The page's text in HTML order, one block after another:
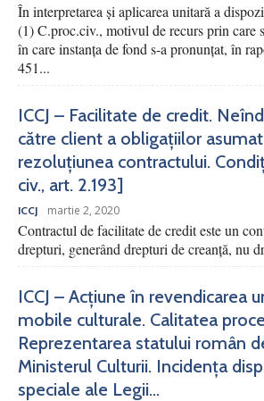
În interpretarea și aplicarea unitară a
(1) C.proc.civ., motivul de recurs prin care
în care instanța de fond s-a pronunțat, în
451...
ICCJ – Facilitate de credit.
către client a obligațiilor
rezoluțiunea contractului.
civ., art. 2.193]
ICCJ martie 2, 2020
Contractul de facilitate de credit este un
drepturi, generând drepturi de creanță, nu
ICCJ – Acțiune în revendicarea
mobile culturale. Calitatea
Reprezentarea statului român
Ministerul Culturii. Incidența
speciale ale Legii...